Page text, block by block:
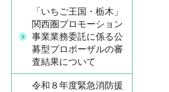
「いちご王国・栃木」
関西圏プロモーション
事業業務委託に係る公
募型プロポーザルの審
査結果について
令和８年度緊急消防援